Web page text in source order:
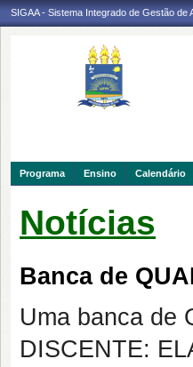
SIGAA - Sistema Integrado de Gestão de
Programa Ensino Calendário
Notícias
Banca de
Uma banca de
DISCENTE: